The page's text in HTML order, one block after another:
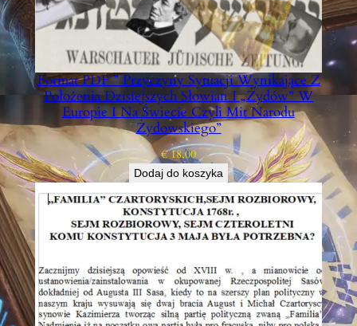
Format PDF ” Przyczyny Sytuacji Wynikające Z
Położenia Dzisiejszych Słowian I „Żydów” W
Europie I Na Świecie Czyli Mit Narodu
Żydowskiego”
€18,00
Dodaj do koszyka